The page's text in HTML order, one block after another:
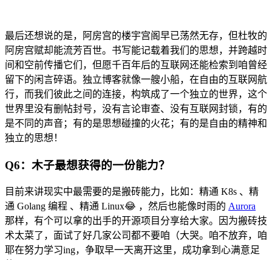
最后还想说的是，阿房宫的楼宇宫阁早已荡然无存，但杜牧的
阿房宫赋却能流芳百世。书写能记载着我们的思想，并跨越时
间和空前传播它们，但愿千百年后的互联网还能检索到咱曾经
留下的闲言碎语。独立博客就像一艘小船，在自由的互联网航
行，而我们彼此之间的连接，构筑成了一个独立的世界，这个
世界里没有删帖封号，没有言论审查、没有互联网封锁，有的
是不同的声音；有的是思想碰撞的火花；有的是自由的精神和
独立的思想！
Q6：木子最想获得的一份能力？
目前来讲现实中最需要的是搬砖能力，比如：精通 K8s 、精
通 Golang 编程 、精通 Linux😂 ，然后也能像时雨的 Aurora
那样，有个可以拿的出手的开源项目分享给大家。因为搬砖技
术太菜了，面试了好几家公司都不要咱（大哭。咱不放弃，咱
耶在努力学习ing，争取早一天离开这里，成功拿到心满意足